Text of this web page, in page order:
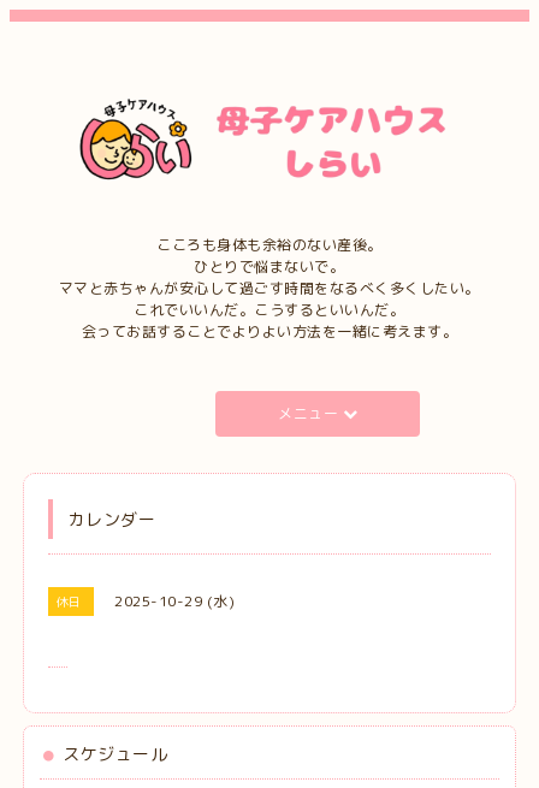
こころも身体も余裕のない産後。
ひとりで悩まないで。
ママと赤ちゃんが安心して過ごす時間をなるべく多くしたい。
これでいいんだ。こうするといいんだ。
会ってお話することでよりよい方法を一緒に考えます。
メニュー
カレンダー
休日 2025-10-29 (水)
スケジュール